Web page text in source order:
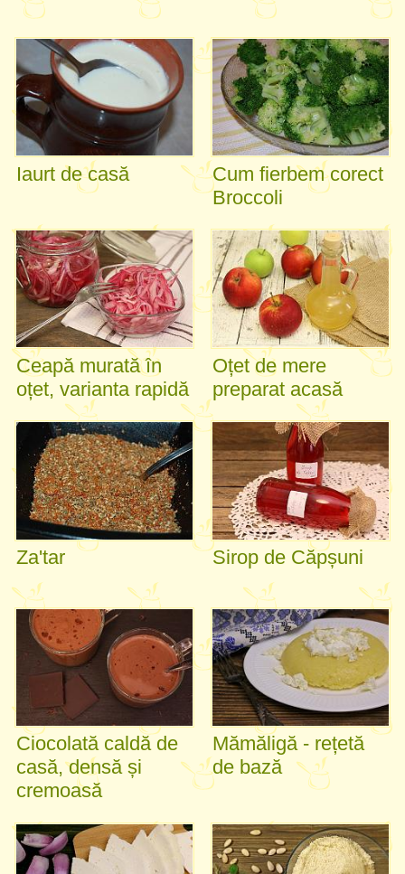
Iaurt de casă
Cum fierbem corect
Broccoli
Ceapă murată în
oțet, varianta rapidă
Oțet de mere
preparat acasă
Za'tar Sirop de Căpșuni
Ciocolată caldă de
casă, densă și
cremoasă
Mămăligă - rețetă
de bază